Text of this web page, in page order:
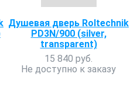
Душевая дверь Roltechnik
PD3N/900 (silver,
transparent)
15 840 руб.
Не доступно к заказу